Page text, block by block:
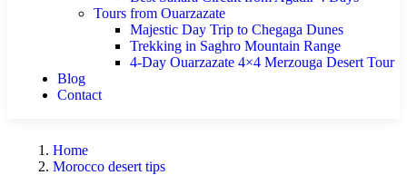
Tours from Ouarzazate
Majestic Day Trip to Chegaga Dunes
Trekking in Saghro Mountain Range
4-Day Ouarzazate 4×4 Merzouga Desert Tour
Blog
Contact
Home
Morocco desert tips